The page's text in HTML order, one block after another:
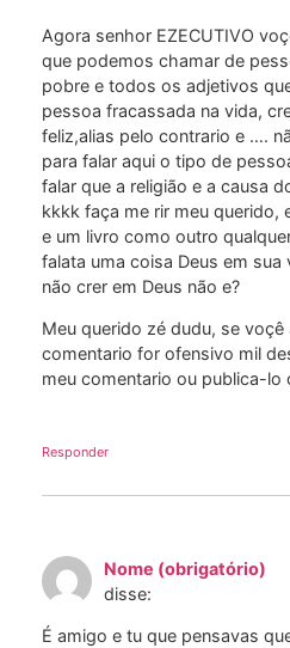
Agora senhor EZECUTIVO
que podemos chamar de
pobre e todos os adjetivos
pessoa fracassada na vida,
feliz,alias pelo contrario e ….
para falar aqui o tipo de
falar que a religião e a causa
kkkk faça me rir meu querido,
e um livro como outro
falata uma coisa Deus em
não crer em Deus não e?
Meu querido zé dudu, se voçê
comentario for ofensivo mil
meu comentario ou publica-
Responder
Nome (obrigatório)
disse:
É amigo e tu que pensavas